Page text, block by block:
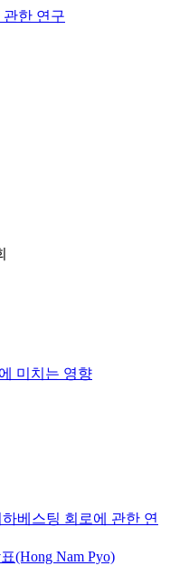
한 연구
미치는 영향
베스팅 회로에 관한 연
(Hong Nam Pyo)